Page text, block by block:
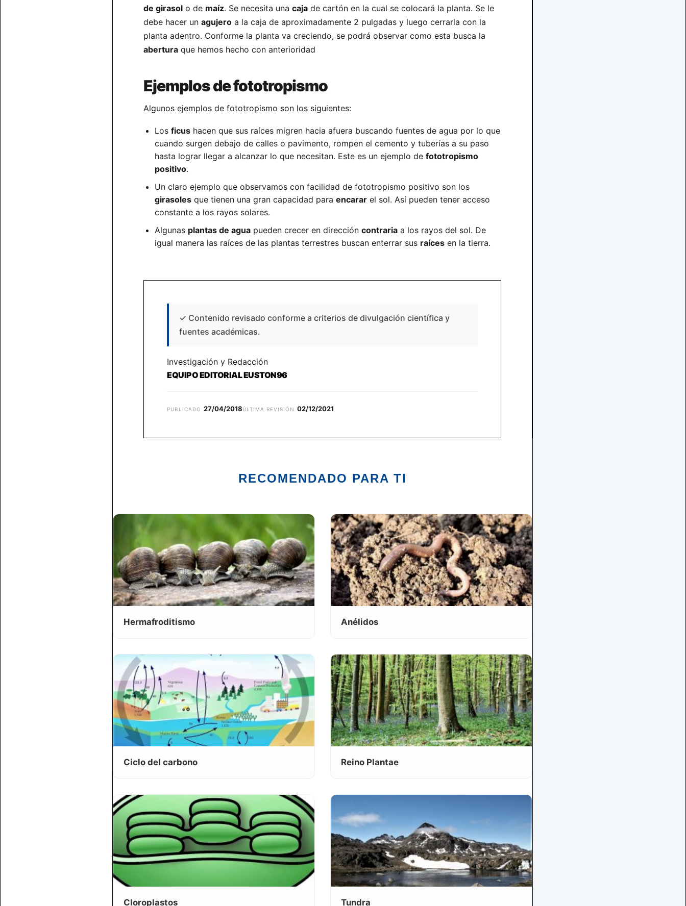
de girasol o de maíz. Se necesita una caja de cartón en la cual se colocará la planta. Se le
debe hacer un agujero a la caja de aproximadamente 2 pulgadas y luego cerrarla con la
planta adentro. Conforme la planta va creciendo, se podrá observar como esta busca la
abertura que hemos hecho con anterioridad
Ejemplos de fototropismo
Algunos ejemplos de fototropismo son los siguientes:
Los ficus hacen que sus raíces migren hacia afuera buscando fuentes de agua por lo que
cuando surgen debajo de calles o pavimento, rompen el cemento y tuberías a su paso
hasta lograr llegar a alcanzar lo que necesitan. Este es un ejemplo de fototropismo
positivo.
Un claro ejemplo que observamos con facilidad de fototropismo positivo son los
girasoles que tienen una gran capacidad para encarar el sol. Así pueden tener acceso
constante a los rayos solares.
Algunas plantas de agua pueden crecer en dirección contraria a los rayos del sol. De
igual manera las raíces de las plantas terrestres buscan enterrar sus raíces en la tierra.
✓ Contenido revisado conforme a criterios de divulgación científica y
fuentes académicas.
Investigación y Redacción
EQUIPO EDITORIAL EUSTON96
PUBLICADO 27/04/2018ÚLTIMA REVISIÓN 02/12/2021
RECOMENDADO PARA TI
Hermafroditismo Anélidos
Ciclo del carbono Reino Plantae
Cloroplastos Tundra